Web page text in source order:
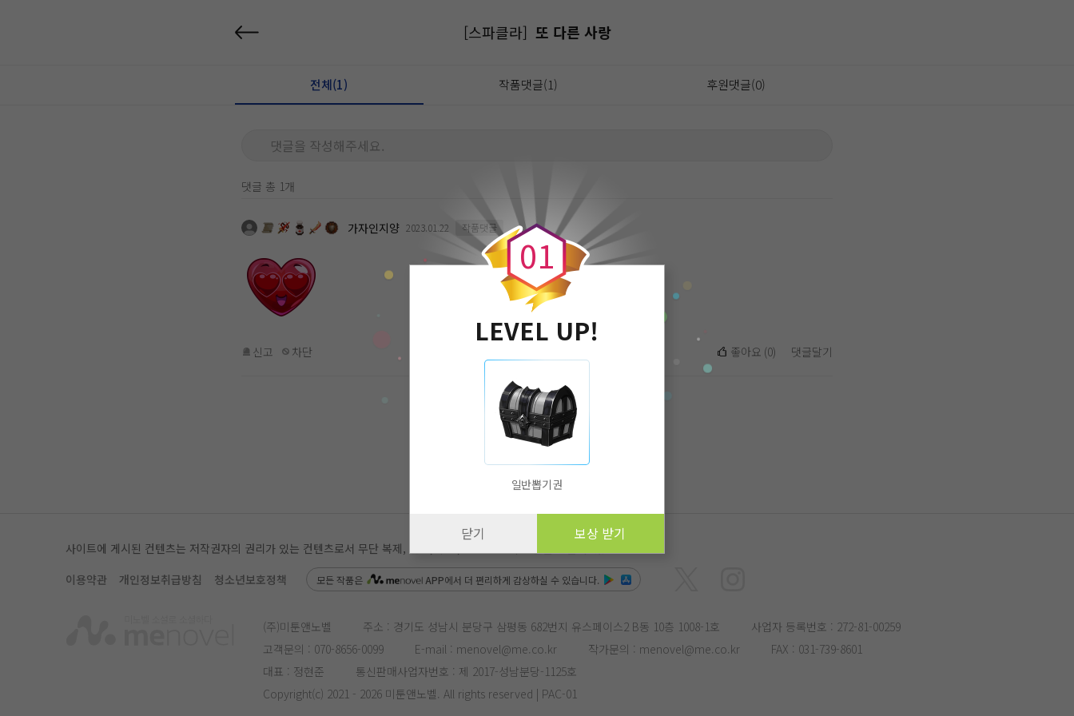
[스파클라] 또 다른 사랑
전체(1) 작품댓글(1) 후원댓글(0)
댓글을 작성해주세요.
댓글 총 1개
가자인지양 2023.01.22 작품댓글
신고 차단 좋아요 (0) 댓글달기
0
0
1
LEVEL UP!
일반뽑기권
닫기 보상 받기
사이트에 게시된 컨텐츠는 저작권자의 권리가 있는 컨텐츠로서 무단 복제, 전송, 수정, 배포는 법적 처벌을 받을 수 있습니다.
이용약관
개인정보취급방침 청소년보호정책 모든 작품은 APP에서 더 편리하게 감상하실 수 있습니다.
(주)미툰앤노벨 주소 : 경기도 성남시 분당구 삼평동 682번지 유스페이스2 B동 10층 1008-1호
사업자 등록번호 : 272-81-00259
고객문의 : 070-8656-0099 E-mail : menovel@me.co.kr 작가문의 : menovel@me.co.kr
FAX : 031-739-8601
대표 : 정현준
통신판매사업자번호 : 제 2017-성남분당-1125호
Copyright(c) 2021 - 2026 미툰앤노벨. All rights reserved | PAC-01